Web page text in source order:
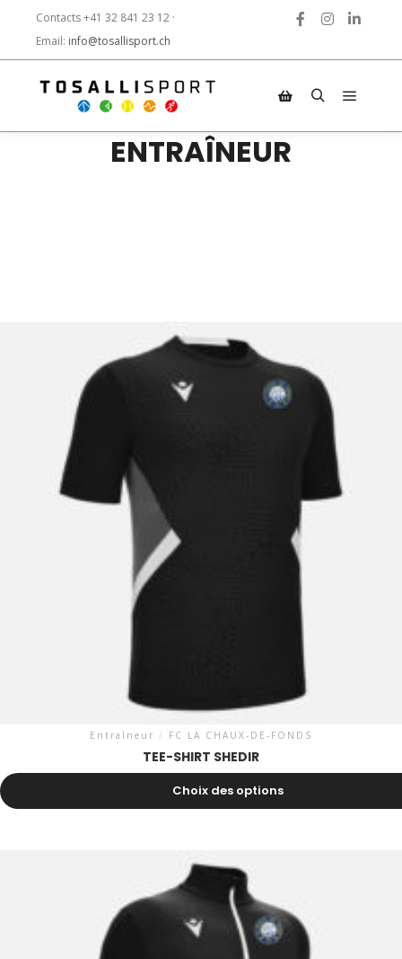
Contacts +41 32 841 23 12 ·
Email: info@tosallisport.ch
ENTRAÎNEUR
Entraîneur / FC LA CHAUX-DE-FONDS
TEE-SHIRT SHEDIR
31.30
Choix des options